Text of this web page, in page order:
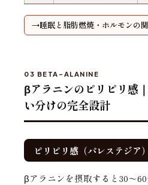
睡眠と脂肪燃焼・ホルモンの
03 BETA-ALANINE
βアラニンのピリピリ感
い分けの完全設計
ピリピリ感（パレステジア
βアラニンを摂取すると30〜